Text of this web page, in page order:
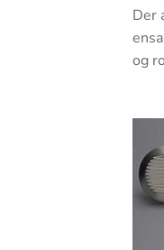
Der
og